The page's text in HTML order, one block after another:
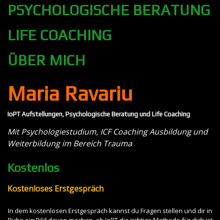
PSYCHOLOGISCHE BERATUNG
LIFE COACHING
ÜBER MICH
Maria Ravariu
IoPT Aufstellungen, Psychologische Beratung und Life Coaching
Mit Psychologiestudium, ICF Coaching Ausbildung und
Weiterbildung im Bereich Trauma
Kostenlos
Kostenloses Erstgespräch
In dem kostenlosen Erstgespräch kannst du Fragen stellen und dir in